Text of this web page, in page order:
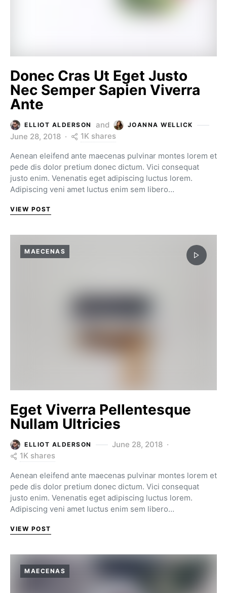
Donec Cras Ut Eget Justo
Nec Semper Sapien Viverra
Ante
ELLIOT ALDERSON and JOANNA WELLICK
June 28, 2018 1K shares
Aenean eleifend ante maecenas pulvinar montes lorem et
pede dis dolor pretium donec dictum. Vici consequat
justo enim. Venenatis eget adipiscing luctus lorem.
Adipiscing veni amet luctus enim sem libero…
VIEW POST
MAECENAS
Eget Viverra Pellentesque
Nullam Ultricies
ELLIOT ALDERSON
June 28, 2018
1K shares
Aenean eleifend ante maecenas pulvinar montes lorem et
pede dis dolor pretium donec dictum. Vici consequat
justo enim. Venenatis eget adipiscing luctus lorem.
Adipiscing veni amet luctus enim sem libero…
VIEW POST
MAECENAS